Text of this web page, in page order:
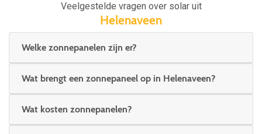
Veelgestelde vragen over solar uit
Helenaveen
Welke zonnepanelen zijn er?
Wat brengt een zonnepaneel op in Helenaveen?
Wat kosten zonnepanelen?